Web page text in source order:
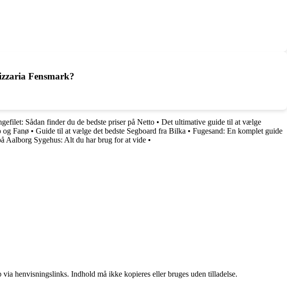
Fensmark?
Sådan finder du de bedste priser på Netto • Det ultimative guide til at vælge
og Fanø • Guide til at vælge det bedste Segboard fra Bilka • Fugesand: En komplet guide
Aalborg Sygehus: Alt du har brug for at vide •
henvisningslinks. Indhold må ikke kopieres eller bruges uden tilladelse.